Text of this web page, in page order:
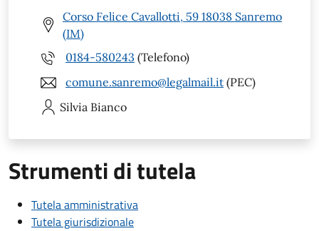
Corso Felice Cavallotti, 59 18038 Sanremo
(IM)
0184-580243 (Telefono)
comune.sanremo@legalmail.it (PEC)
Silvia Bianco
Strumenti di tutela
Tutela amministrativa
Tutela giurisdizionale